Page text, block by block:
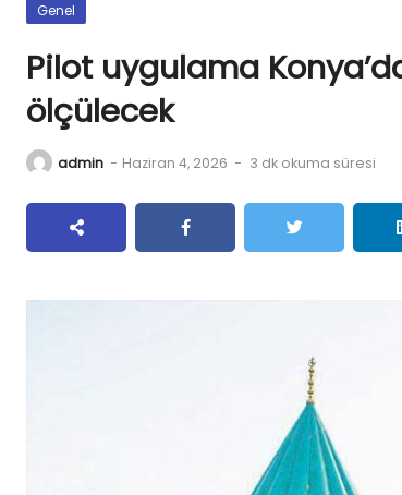
Genel
Pilot uygulama
ölçülecek
admin - Haziran 4, 2026 - 3 dk okuma süresi